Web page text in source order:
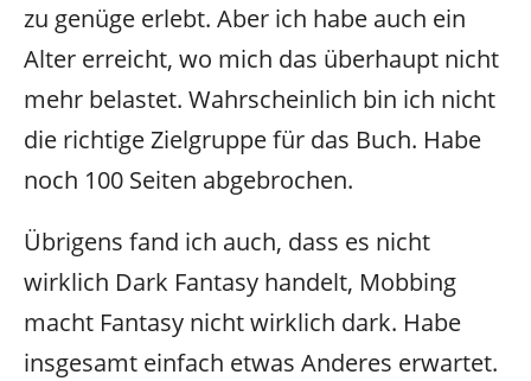
zu genüge erlebt. Aber ich habe auch ein
Alter erreicht, wo mich das überhaupt nicht
mehr belastet. Wahrscheinlich bin ich nicht
die richtige Zielgruppe für das Buch. Habe
noch 100 Seiten abgebrochen.
Übrigens fand ich auch, dass es nicht
wirklich Dark Fantasy handelt, Mobbing
macht Fantasy nicht wirklich dark. Habe
insgesamt einfach etwas Anderes erwartet.